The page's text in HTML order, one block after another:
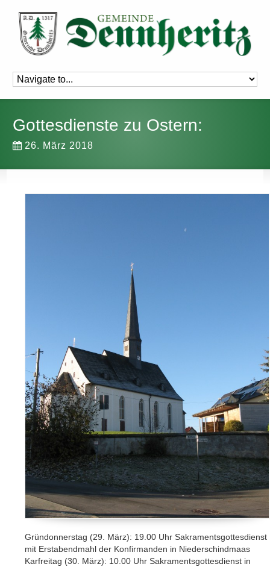
Gottesdienste zu Ostern:
26. März 2018
Gründonnerstag (29. März): 19.00 Uhr Sakramentsgottesdienst
mit Erstabendmahl der Konfirmanden in Niederschindmaas
Karfreitag (30. März): 10.00 Uhr Sakramentsgottesdienst in